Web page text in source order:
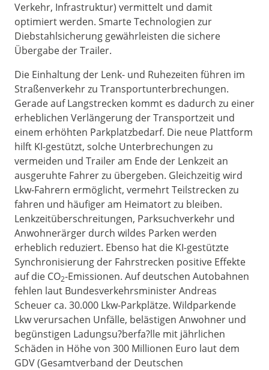
Verkehr, Infrastruktur) vermittelt und damit
optimiert werden. Smarte Technologien zur
Diebstahlsicherung gewährleisten die sichere
Übergabe der Trailer.
Die Einhaltung der Lenk- und Ruhezeiten führen im
Straßenverkehr zu Transportunterbrechungen.
Gerade auf Langstrecken kommt es dadurch zu einer
erheblichen Verlängerung der Transportzeit und
einem erhöhten Parkplatzbedarf. Die neue Plattform
hilft KI-gestützt, solche Unterbrechungen zu
vermeiden und Trailer am Ende der Lenkzeit an
ausgeruhte Fahrer zu übergeben. Gleichzeitig wird
Lkw-Fahrern ermöglicht, vermehrt Teilstrecken zu
fahren und häufiger am Heimatort zu bleiben.
Lenkzeitüberschreitungen, Parksuchverkehr und
Anwohnerärger durch wildes Parken werden
erheblich reduziert. Ebenso hat die KI-gestützte
Synchronisierung der Fahrstrecken positive Effekte
auf die CO2-Emissionen. Auf deutschen Autobahnen
fehlen laut Bundesverkehrsminister Andreas
Scheuer ca. 30.000 Lkw-Parkplätze. Wildparkende
Lkw verursachen Unfälle, belästigen Anwohner und
begünstigen Ladungsu?berfa?lle mit jährlichen
Schäden in Höhe von 300 Millionen Euro laut dem
GDV (Gesamtverband der Deutschen